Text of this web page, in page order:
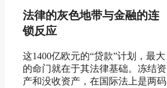
法律的灰色地带与金融的连
锁反应
这1400亿欧元的“贷款”计划，最大
的命门就在于其法律基础。冻结资
产和没收资产，在国际法上是两码